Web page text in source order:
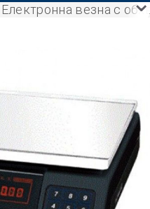
Електронна везна с